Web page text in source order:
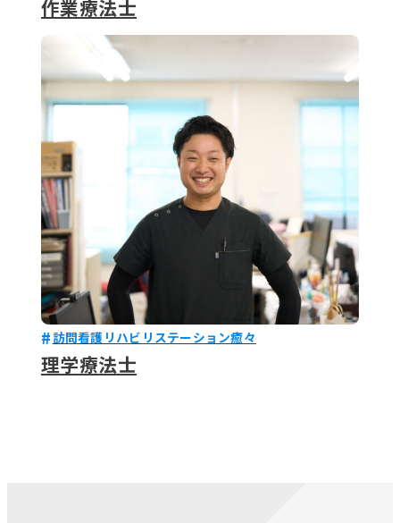
作業療法士
訪問看護リハビリステーション癒々
理学療法士